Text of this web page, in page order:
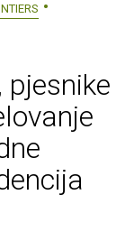
pjesnike